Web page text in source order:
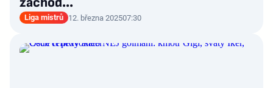
Liga mistrů 12. března 202507:30